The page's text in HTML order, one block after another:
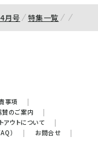
月号 特集一覧
事項
|
賛のご案内
|
アウトについて
|
） | お問合せ
|